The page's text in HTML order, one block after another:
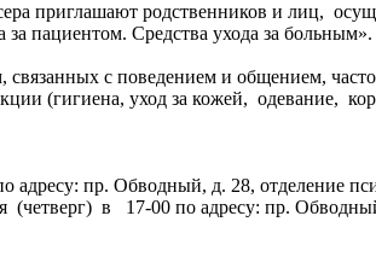
приглашают родственников и лиц,
пациентом. Средства ухода за больным».
с поведением и общением,
(гигиена, уход за кожей, одевание,
пр. Обводный, д. 28, отделение
(четверг) в 17-00 по адресу: пр.